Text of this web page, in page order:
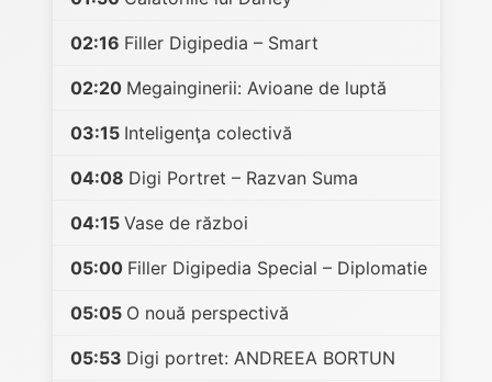
02:16 Filler Digipedia – Smart
02:20 Megainginerii: Avioane de luptă
03:15 Inteligenţa colectivă
04:08 Digi Portret – Razvan Suma
04:15 Vase de război
05:00 Filler Digipedia Special – Diplomatie
05:05 O nouă perspectivă
05:53 Digi portret: ANDREEA BORTUN